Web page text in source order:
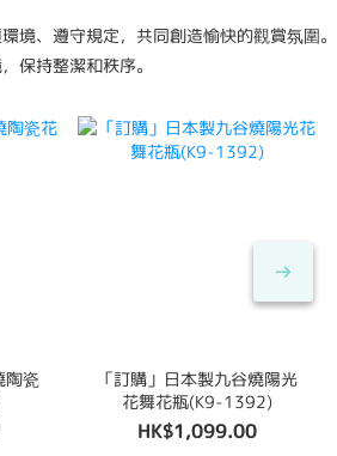
境、遵守規定，共同創造愉快的觀賞氛圍。
保持整潔和秩序。
陶瓷
「訂購」日本製九谷燒陽光
花舞花瓶(K9-1392)
HK$1,099.00